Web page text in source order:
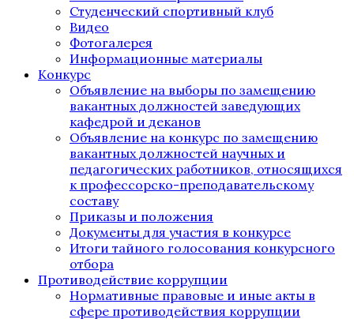
Студенческий спортивный клуб
Видео
Фотогалерея
Информационные материалы
Конкурс
Объявление на выборы по замещению
вакантных должностей заведующих
кафедрой и деканов
Объявление на конкурс по замещению
вакантных должностей научных и
педагогических работников, относящихся
к профессорско-преподавательскому
составу
Приказы и положения
Документы для участия в конкурсе
Итоги тайного голосования конкурсного
отбора
Противодействие коррупции
Нормативные правовые и иные акты в
сфере противодействия коррупции